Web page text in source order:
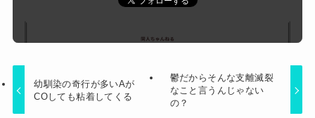
幼馴染の奇行が多いAが
COしても粘着してくる
鬱だからそんな支離滅裂
なこと言うんじゃない
の？